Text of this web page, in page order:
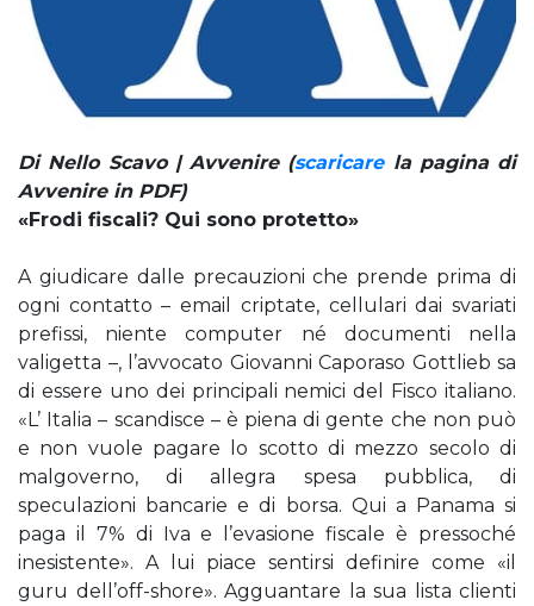
Di Nello Scavo | Avvenire (scaricarela pagina di
Avvenire in PDF)
«Frodi fiscali? Qui sono protetto»
A giudicare dalle precauzioni che prende prima di
ogni contatto – email criptate, cellulari dai svariati
prefissi, niente computer né documenti nella
valigetta –, l’avvocato Giovanni Caporaso Gottlieb sa
di essere uno dei principali nemici del Fisco italiano.
«L’ Italia – scandisce – è piena di gente che non può
e non vuole pagare lo scotto di mezzo secolo di
malgoverno, di allegra spesa pubblica, di
speculazioni bancarie e di borsa. Qui a Panama si
paga il 7% di Iva e l’evasione fiscale è pressoché
inesistente». A lui piace sentirsi definire come «il
guru dell’off-shore». Agguantare la sua lista clienti